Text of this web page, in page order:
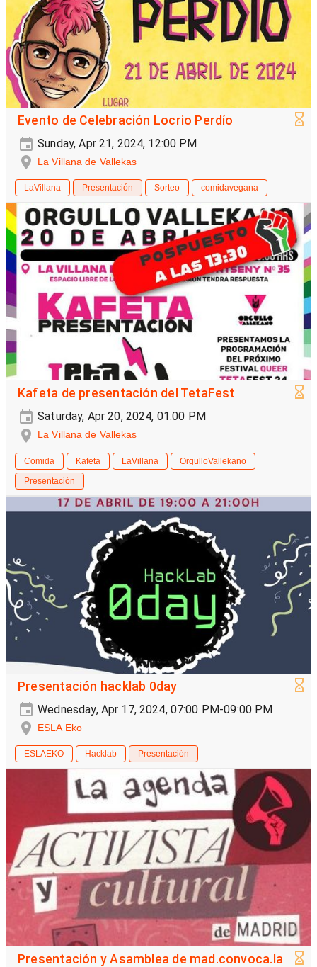
Evento de Celebración Locrio Perdío
Sunday, Apr 21, 2024, 12:00 PM
La Villana de Vallekas
LaVillana Presentación Sorteo comidavegana
Kafeta de presentación del TetaFest
Saturday, Apr 20, 2024, 01:00 PM
La Villana de Vallekas
Comida Kafeta LaVillana
OrgulloVallekano
Presentación
Presentación hacklab 0day
Wednesday, Apr 17, 2024, 07:00 PM-09:00 PM
ESLA Eko
ESLAEKO Hacklab Presentación
Presentación y Asamblea de mad.convoca.la